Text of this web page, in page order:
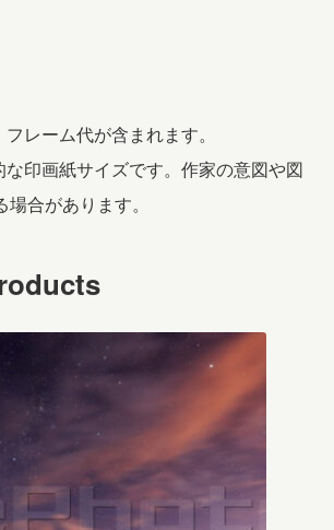
レーム代が含まれます。
印画紙サイズです。作家の意図や図
合があります。